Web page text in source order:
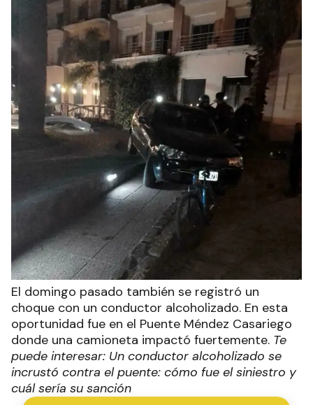
El domingo pasado también se registró un
choque con un conductor alcoholizado. En esta
oportunidad fue en el Puente Méndez Casariego
donde una camioneta impactó fuertemente. Te
puede interesar: Un conductor alcoholizado se
incrustó contra el puente: cómo fue el siniestro y
cuál sería su sanción